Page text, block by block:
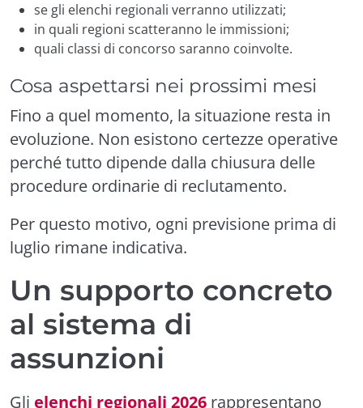
se gli elenchi regionali verranno utilizzati;
in quali regioni scatteranno le immissioni;
quali classi di concorso saranno coinvolte.
Cosa aspettarsi nei prossimi mesi
Fino a quel momento, la situazione resta in
evoluzione. Non esistono certezze operative
perché tutto dipende dalla chiusura delle
procedure ordinarie di reclutamento.
Per questo motivo, ogni previsione prima di
luglio rimane indicativa.
Un supporto concreto
al sistema di
assunzioni
Gli elenchi regionali 2026 rappresentano